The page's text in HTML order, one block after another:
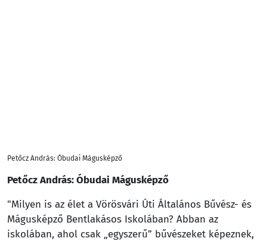
Petőcz András: Óbudai Mágusképző
Petőcz András: Óbudai Mágusképző
"Milyen is az élet a Vörösvári Úti Általános Bűvész- és
Mágusképző Bentlakásos Iskolában? Abban az
iskolában, ahol csak „egyszerű” bűvészeket képeznek,